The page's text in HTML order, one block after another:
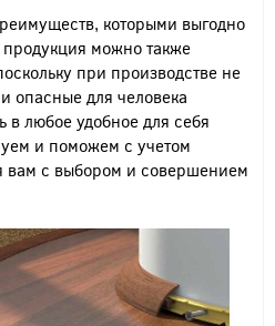
которыми выгодно
продукция можно также
при производстве не
опасные для человека
любое удобное для себя
и поможем с учетом
вам с выбором и совершением